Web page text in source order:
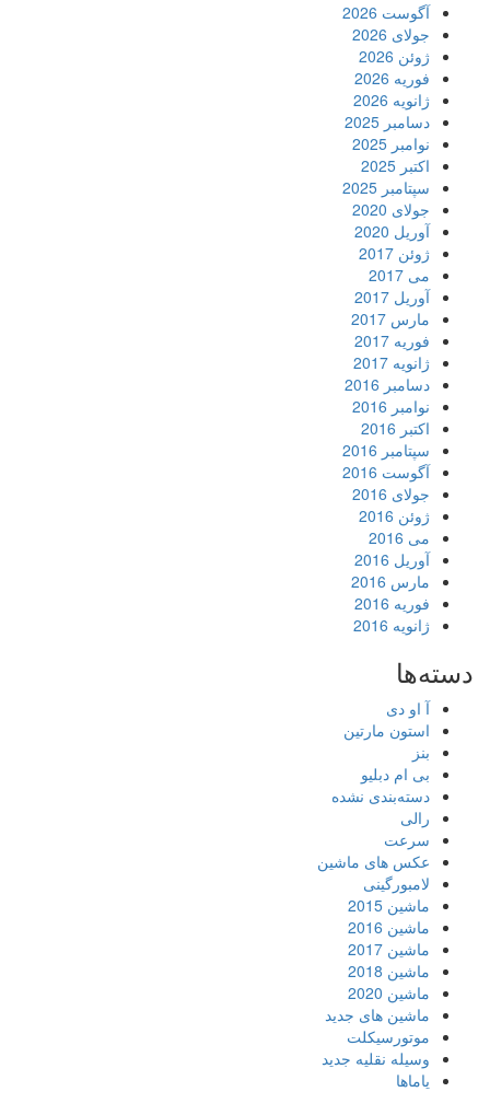
آگوست 2026
جولای 2026
ژوئن 2026
فوریه 2026
ژانویه 2026
دسامبر 2025
نوامبر 2025
اکتبر 2025
سپتامبر 2025
جولای 2020
آوریل 2020
ژوئن 2017
می 2017
آوریل 2017
مارس 2017
فوریه 2017
ژانویه 2017
دسامبر 2016
نوامبر 2016
اکتبر 2016
سپتامبر 2016
آگوست 2016
جولای 2016
ژوئن 2016
می 2016
آوریل 2016
مارس 2016
فوریه 2016
ژانویه 2016
دسته‌ها
آ او دی
استون مارتین
بنز
بی ام دبلیو
دسته‌بندی نشده
رالی
سرعت
عکس های ماشین
لامبورگینی
ماشین 2015
ماشین 2016
ماشین 2017
ماشین 2018
ماشین 2020
ماشین های جدید
موتورسیکلت
وسیله نقلیه جدید
یاماها